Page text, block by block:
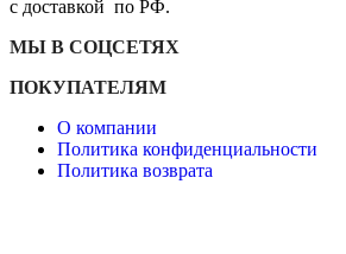
с доставкой по РФ.
МЫ В СОЦСЕТЯХ
ПОКУПАТЕЛЯМ
О компании
Политика конфиденциальности
Политика возврата